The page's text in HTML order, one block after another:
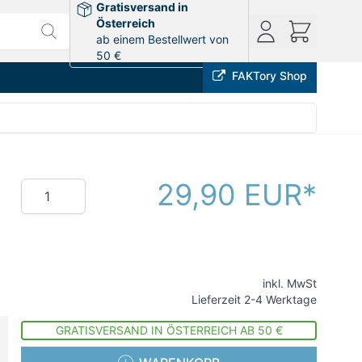
Gratisversand in
Österreich
ab einem Bestellwert von
50 €
FAKTory Shop
Menge 29,90 EUR
inkl. MwSt
Lieferzeit 2-4 Werktage
GRATISVERSAND IN ÖSTERREICH AB 50 €